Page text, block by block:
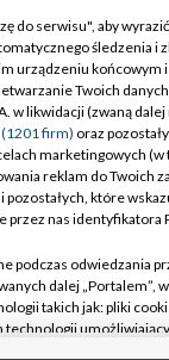
TVP
Cyfrowa
Regulamin TVP
prywatności
Moje zgody
Pomoc
Kontakt
do serwisu", aby
śledzenia i
urządzeniu końcowym i
Twoich
w likwidacji (zwaną dalej
firm) oraz
marketingowych (w
reklam do Twoich
które
przez nas identyfikatora
podczas odwiedzania
dalej „Portalem”,
takich jak: pliki
technologii